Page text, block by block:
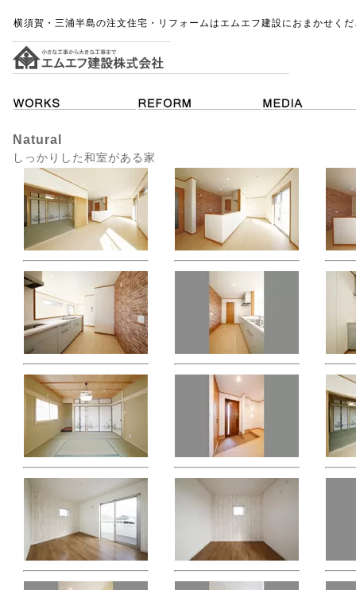
横須賀・三浦半島の注文住宅・リフォームはエムエフ建設におまかせく
Natural
しっかりした和室がある家